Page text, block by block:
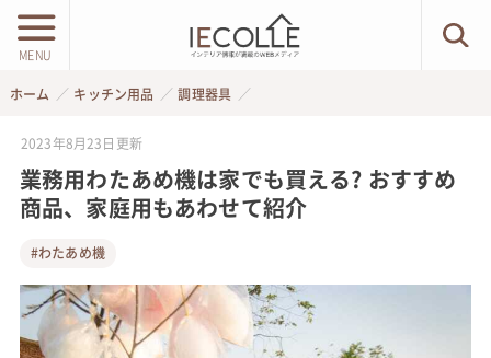
MENU
ホーム キッチン用品 調理器具
2023年8月23日 更新
業務用わたあめ機は家でも買える? おすすめ
商品、家庭用もあわせて紹介
#わたあめ機